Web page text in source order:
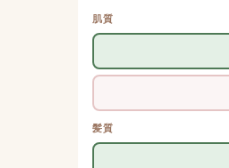
肌質
髪質